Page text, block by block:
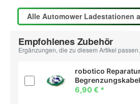
Alle Automower Ladestationen
Empfohlenes Zubehör
Ergänzungen, die zu diesem Artikel passen.
robotico
6,90 € *